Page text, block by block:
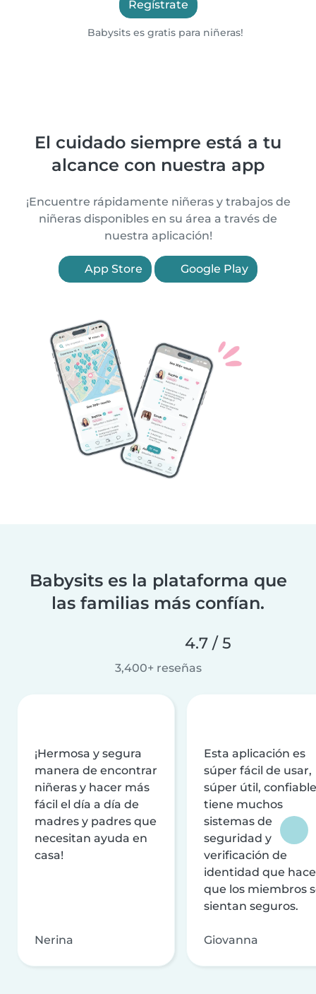
Regístrate
Babysits es gratis para niñeras!
El cuidado siempre está a tu
alcance con nuestra app
¡Encuentre rápidamente niñeras y trabajos de
niñeras disponibles en su área a través de
nuestra aplicación!
App Store Google Play
Babysits es la plataforma que
las familias más confían.
4.7 / 5
3,400+ reseñas
¡Hermosa y segura
manera de encontrar
niñeras y hacer más
fácil el día a día de
madres y padres que
necesitan ayuda en
casa!
Nerina
Esta aplicación es
súper fácil de usar,
súper útil,
tiene muchos
sistemas de
seguridad y
verificación de
identidad que
que los miembros
sientan seguros.
Giovanna